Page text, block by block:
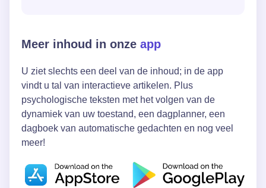
Meer inhoud in onze app
U ziet slechts een deel van de inhoud; in de app
vindt u tal van interactieve artikelen. Plus
psychologische teksten met het volgen van de
dynamiek van uw toestand, een dagplanner, een
dagboek van automatische gedachten en nog veel
meer!